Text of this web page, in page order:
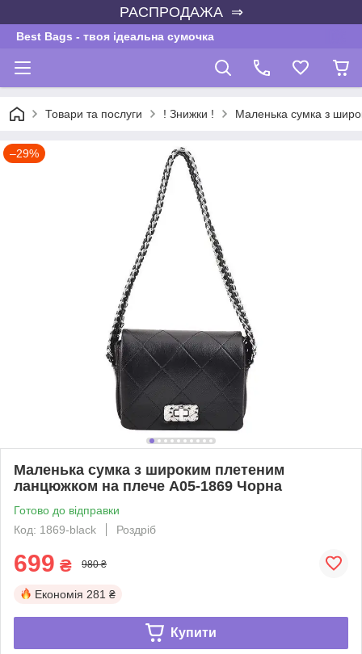
РАСПРОДАЖА ⇒
Best Bags - твоя ідеальна сумочка
Товари та послуги ! Знижки ! Маленька сумка з
–29%
Маленька сумка з широким плетеним
ланцюжком на плече А05-1869 Чорна
Готово до відправки
Код: 1869-black
Роздріб
699 ₴ 980 ₴
Економія 281 ₴
Купити